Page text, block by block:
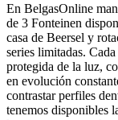
En BelgasOnline
de 3 Fonteinen
casa de Beersel y
series limitadas.
protegida de la luz,
en evolución
contrastar perfiles
tenemos disponibles